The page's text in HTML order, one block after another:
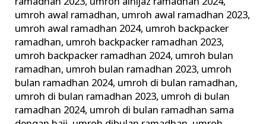
umroh awal ramadhan, umroh awal ramadhan 2023,
umroh awal ramadhan 2024, umroh backpacker
ramadhan, umroh backpacker ramadhan 2023,
umroh backpacker ramadhan 2024, umroh bulan
ramadhan, umroh bulan ramadhan 2023, umroh
bulan ramadhan 2024, umroh di bulan ramadhan,
umroh di bulan ramadhan 2023, umroh di bulan
ramadhan 2024, umroh di bulan ramadhan sama